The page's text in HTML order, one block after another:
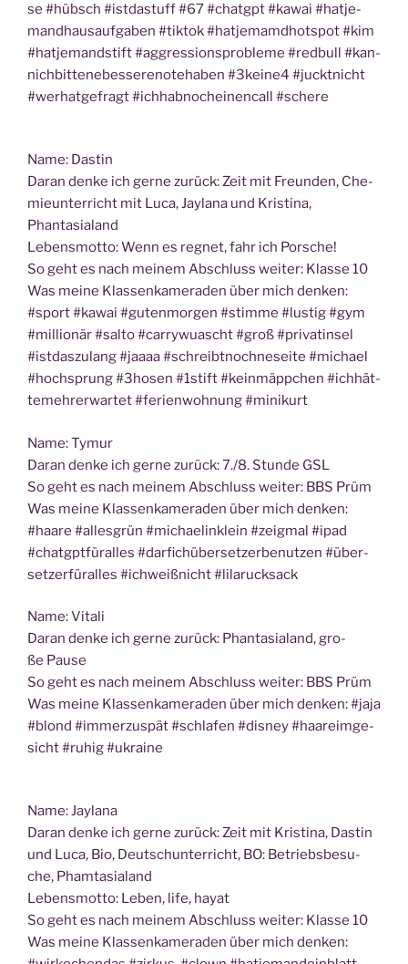
se #hübsch #ist­da­stuff #67 #chatgpt #kawai #hat­je­
mandhaus­auf­ga­ben #tik­tok #hat­je­mamdhot­spot #kim
#hat­je­mandstift #aggres­si­ons­pro­ble­me #red­bull #kan­
nich­bit­ten­ebes­se­re­no­te­ha­ben #3keine4 #juckt­nicht
#wer­hat­ge­fragt #ichh­ab­noch­ei­nen­call #sche­re
Name: Das­tin
Dar­an den­ke ich ger­ne zurück: Zeit mit Freun­den, Che­
mie­un­ter­richt mit Luca, Jayla­na und Kris­ti­na,
Phantasialand
Lebens­mot­to: Wenn es reg­net, fahr ich Porsche!
So geht es nach mei­nem Abschluss wei­ter: Klas­se 10
Was mei­ne Klas­sen­ka­me­ra­den über mich den­ken:
#sport #kawai #guten­mor­gen #stim­me #lus­tig #gym
#mil­lio­när #sal­to #car­ry­wuascht #groß #pri­vat­in­sel
#ist­das­zu­lang #jaaaa #schreibt­noch­ne­sei­te #micha­el
#hoch­sprung #3hosen #1stift #kein­mäpp­chen #ich­hät­
te­meh­rerwar­tet #feri­en­woh­nung #minik­urt
Name: Tymur
Dar­an den­ke ich ger­ne zurück: 7./8. Stun­de GSL
So geht es nach mei­nem Abschluss wei­ter: BBS Prüm
Was mei­ne Klas­sen­ka­me­ra­den über mich den­ken:
#haa­re #alles­grün #michae­lin­k­lein #zeig­mal #ipad
#chatgpt­für­al­les #dar­fich­über­set­zer­be­nut­zen #über­
set­zer­für­al­les #ich­weiß­nicht #lila­ruck­sack
Name: Vita­li
Dar­an den­ke ich ger­ne zurück: Phan­ta­sia­land, gro­
ße Pause
So geht es nach mei­nem Abschluss wei­ter: BBS Prüm
Was mei­ne Klas­sen­ka­me­ra­den über mich den­ken: #jaja
#blond #immer­zu­spät #schla­fen #dis­ney #haar­eim­ge­
sicht #ruhig #ukrai­ne
Name: Jayla­na
Dar­an den­ke ich ger­ne zurück: Zeit mit Kris­ti­na, Das­tin
und Luca, Bio, Deutsch­un­ter­richt, BO: Betriebs­be­su­
che, Phamtasialand
Lebens­mot­to: Leben, life, hayat
So geht es nach mei­nem Abschluss wei­ter: Klas­se 10
Was mei­ne Klas­sen­ka­me­ra­den über mich den­ken: